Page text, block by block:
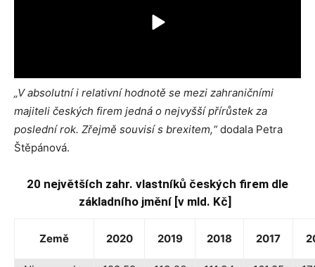
„V absolutní i relativní hodnotě se mezi zahraničními
majiteli českých firem jedná o nejvyšší přírůstek za
poslední rok. Zřejmě souvisí s brexitem,“dodala Petra
Štěpánová.
20 největších zahr. vlastníků českých firem dle
základního jmění [v mld. Kč]
Země 2020 2019 2018 2017